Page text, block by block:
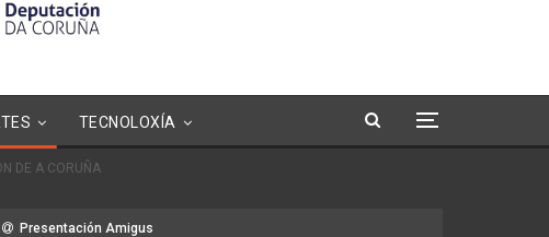
TECNOLOXÍA
DE A CORUÑA
Presentación Amigus